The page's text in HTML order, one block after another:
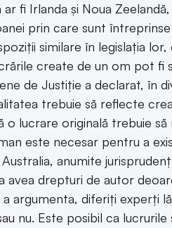
fi Irlanda și Noua
prin care sunt
similare în legislația
create de un om pot fi
de Justiție a declarat, în
trebuie să reflecte
o lucrare originală trebuie
este necesar pentru a
anumite
avea drepturi de autor
argumenta, diferiți experți
nu. Este posibil ca